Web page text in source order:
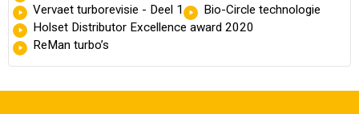
Vervaet turborevisie - Deel 1
Bio-Circle technologie
Holset Distributor Excellence award 2020
ReMan turbo’s